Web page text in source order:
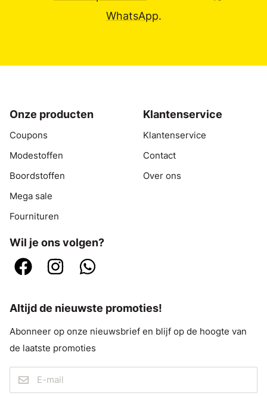
WhatsApp.
Onze producten
Coupons
Modestoffen
Boordstoffen
Mega sale
Fournituren
Klantenservice
Klantenservice
Contact
Over ons
Wil je ons volgen?
Altijd de nieuwste promoties!
Abonneer op onze nieuwsbrief en blijf op de hoogte van
de laatste promoties